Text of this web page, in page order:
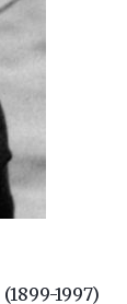
(1899-1997)